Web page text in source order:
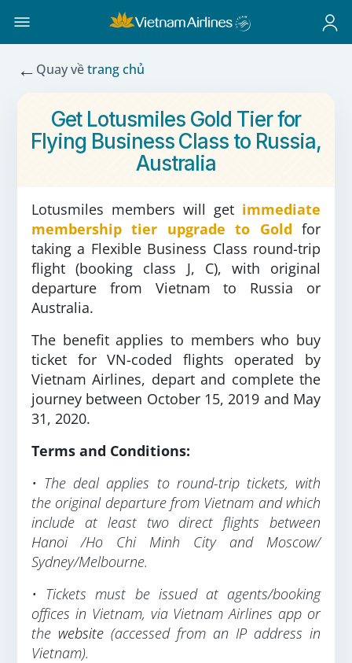
← Quay vềtrang chủ
Get Lotusmiles Gold Tier for
Flying Business Class to Russia,
Australia
Lotusmiles members will get immediate
membership tier upgrade to Gold for
taking a Flexible Business Class round-trip
flight (booking class J, C), with original
departure from Vietnam to Russia or
Australia.
The benefit applies to members who buy
ticket for VN-coded flights operated by
Vietnam Airlines, depart and complete the
journey between October 15, 2019 and May
31, 2020.
Terms and Conditions:
• The deal applies to round-trip tickets, with
the original departure from Vietnam and which
include at least two direct flights between
Hanoi /Ho Chi Minh City and Moscow/
Sydney/Melbourne.
• Tickets must be issued at agents/booking
offices in Vietnam, via Vietnam Airlines app or
the website (accessed from an IP address in
Vietnam).